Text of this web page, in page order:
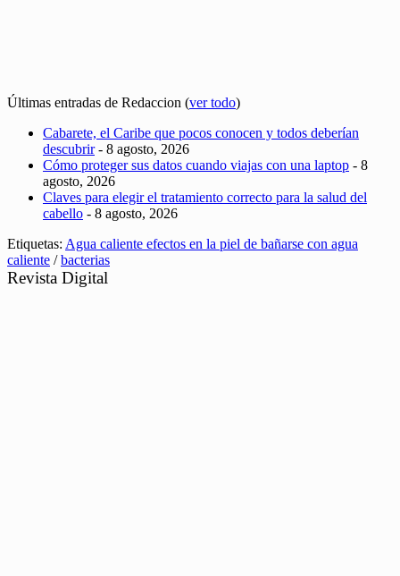
Últimas entradas de Redaccion (ver todo)
Cabarete, el Caribe que pocos conocen y todos deberían
descubrir- 8 agosto, 2026
Cómo proteger sus datos cuando viajas con una laptop - 8
agosto, 2026
Claves para elegir el tratamiento correcto para la salud del
cabello - 8 agosto, 2026
Etiquetas: Agua caliente efectos en la piel de bañarse con agua
caliente /bacterias
Revista Digital